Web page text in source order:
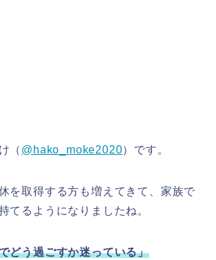
（ @hako_moke2020）です。
を取得する方も増えてきて、家族で
てるようになりましたね。
どう過ごすか迷っている」